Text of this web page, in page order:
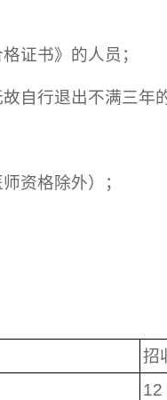
证书》的人员；
自行退出不满三年
资格除外）；
招
12